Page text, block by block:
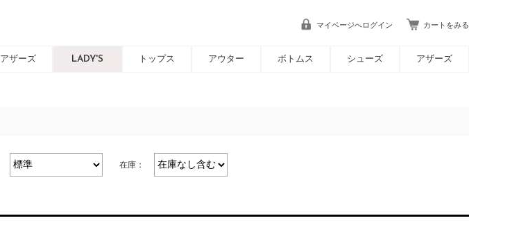
マイページへログイン カートをみる
アザーズ LADY'S トップス アウター ボトムス シューズ アザーズ
在庫：